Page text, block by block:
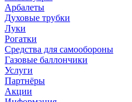
Арбалеты
Духовые трубки
Луки
Рогатки
Средства для самообороны
Газовые баллончики
Услуги
Партнёры
Акции